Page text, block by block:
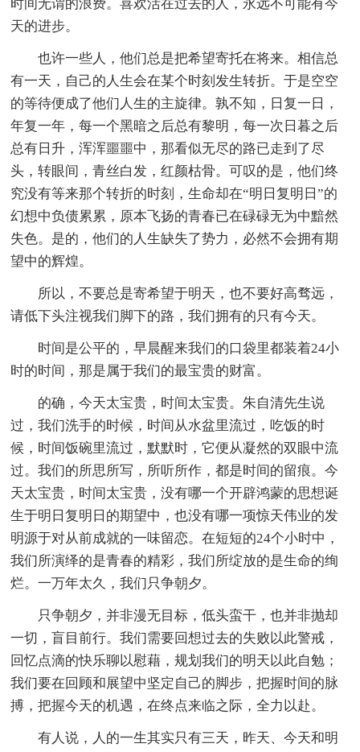
时间无谓的浪费。喜欢活在过去的人，永远不可能有今
天的进步。
也许一些人，他们总是把希望寄托在将来。相信总
有一天，自己的人生会在某个时刻发生转折。于是空空
的等待便成了他们人生的主旋律。孰不知，日复一日，
年复一年，每一个黑暗之后总有黎明，每一次日暮之后
总有日升，浑浑噩噩中，那看似无尽的路已走到了尽
头，转眼间，青丝白发，红颜枯骨。可叹的是，他们终
究没有等来那个转折的时刻，生命却在“明日复明日”的
幻想中负债累累，原本飞扬的青春已在碌碌无为中黯然
失色。是的，他们的人生缺失了势力，必然不会拥有期
望中的辉煌。
所以，不要总是寄希望于明天，也不要好高骛远，
请低下头注视我们脚下的路，我们拥有的只有今天。
时间是公平的，早晨醒来我们的口袋里都装着24小
时的时间，那是属于我们的最宝贵的财富。
的确，今天太宝贵，时间太宝贵。朱自清先生说
过，我们洗手的时候，时间从水盆里流过，吃饭的时
候，时间饭碗里流过，默默时，它便从凝然的双眼中流
过。我们的所思所写，所听所作，都是时间的留痕。今
天太宝贵，时间太宝贵，没有哪一个开辟鸿蒙的思想诞
生于明日复明日的期望中，也没有哪一项惊天伟业的发
明源于对从前成就的一味留恋。在短短的24个小时中，
我们所演绎的是青春的精彩，我们所绽放的是生命的绚
烂。一万年太久，我们只争朝夕。
只争朝夕，并非漫无目标，低头蛮干，也并非抛却
一切，盲目前行。我们需要回想过去的失败以此警戒，
回忆点滴的快乐聊以慰藉，规划我们的明天以此自勉；
我们要在回顾和展望中坚定自己的脚步，把握时间的脉
搏，把握今天的机遇，在终点来临之际，全力以赴。
有人说，人的一生其实只有三天，昨天、今天和明